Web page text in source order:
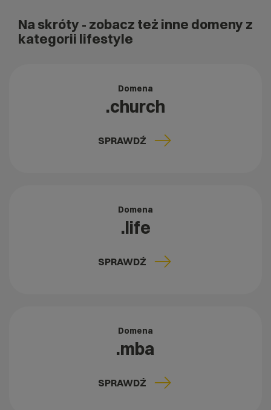
Na skróty - zobacz też inne domeny z
kategorii lifestyle
Domena
.church
SPRAWDŹ
Domena
.life
SPRAWDŹ
Domena
.mba
SPRAWDŹ